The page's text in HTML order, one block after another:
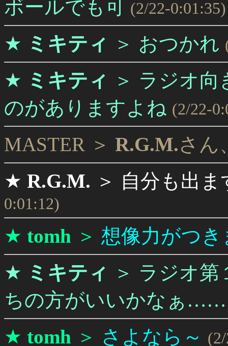
ボールでも可 (2/22-0:01:35)
★ ミキティ ＞ おつかれ
★ ミキティ ＞ ラジオ向
のがありますよね (2/22-
MASTER ＞ R.G.M.さん
★ R.G.M. ＞ 自分も出
0:01:12)
★ tomh ＞ 想像力がつ
★ ミキティ ＞ ラジオ第
ちの方がいいかなぁ……
★ tomh ＞ さよなら～